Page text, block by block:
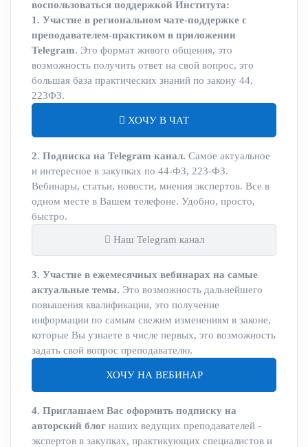
воспользоваться поддержкой Института:
1. Участие в региональном чате-поддержке с
преподавателем-практиком в приложении
Telegram. Это формат живого общения, это
возможность получить ответ на свой вопрос, это
большая база практических знаний по закону 44,
223ФЗ.
ХОЧУ В ЧАТ
2. Подписка на Telegram канал. Самое актуальное
и интересное в закупках по 44-ФЗ, 223-ФЗ.
Вебинары, статьи, новости, мнения экспертов. Все в
одном месте в Вашем телефоне. Удобно, просто,
быстро.
Наш Telegram канал
3. Участие в ежемесячных вебинарах на самые
актуальные темы. Это возможность дальнейшего
повышения квалификации, это получение
информации по самым свежим изменениям в законе,
которые Вы узнаете в числе первых, это возможность
задать свой вопрос преподавателю.
ХОЧУ НА ВЕБИНАР
4. Приглашаем Вас оформить подписку на
авторский блог наших ведущих преподавателей -
экспертов в закупках, практикующих специалистов и